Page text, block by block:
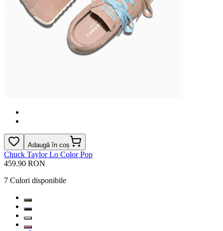
Adaugă în coș
Chuck Taylor Lo Color Pop
459.90 RON
7 Culori disponibile